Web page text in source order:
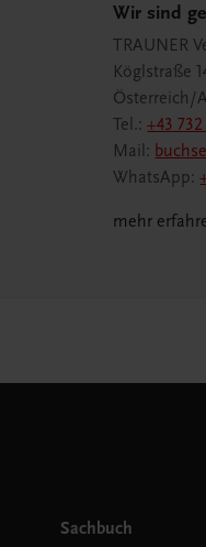
Wir sind
TRAUNER
Köglstraße
Österreich/
Tel.:+43 732
Mail:
WhatsApp:
mehr
Sachbuch